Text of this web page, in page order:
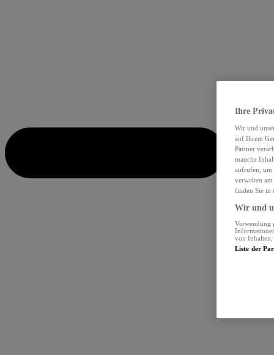
Ihre
Wir und
auf Ihrem
Partner
manche
aufrufen, um
verwalten
finden Sie in
Wir und
Verwendung
von Inhalten,
Liste der